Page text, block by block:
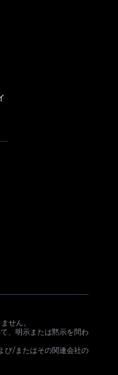
せん。
、明示または黙示を問わ
び/またはその関連会社の